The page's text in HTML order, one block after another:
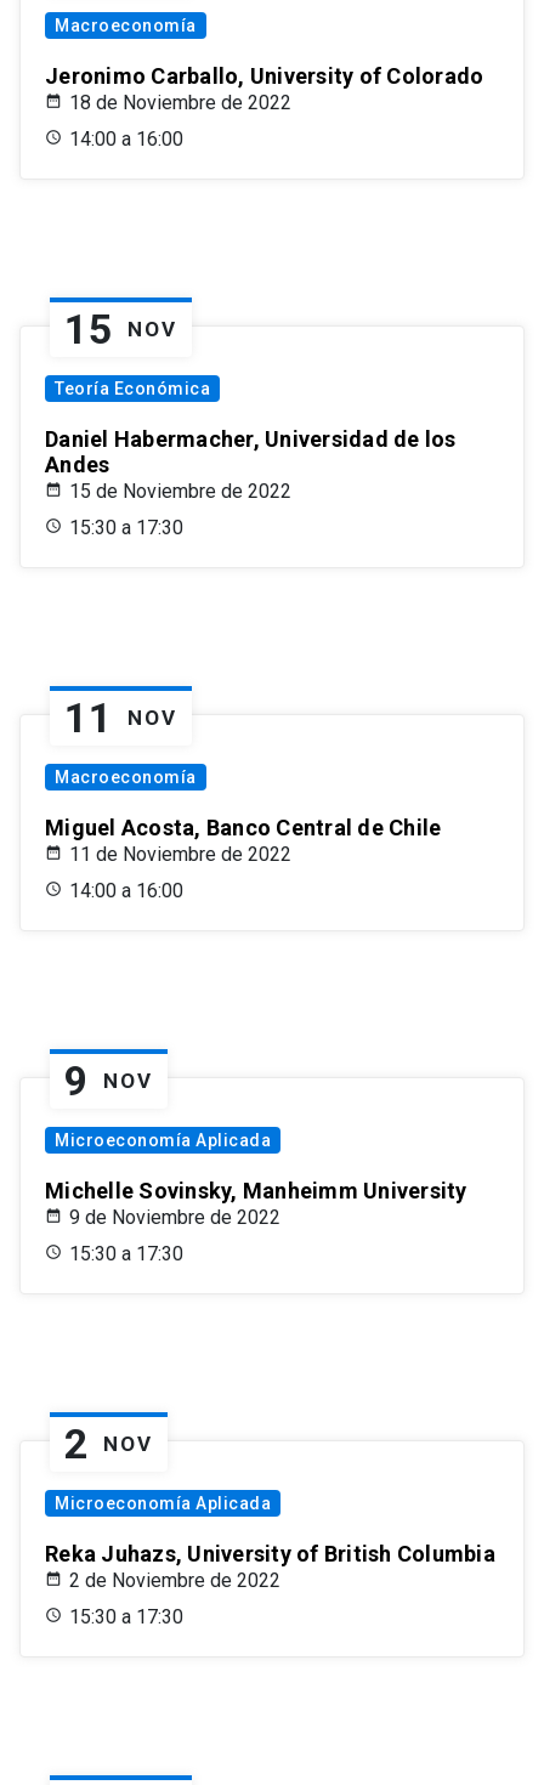
Macroeconomía
Jeronimo Carballo, University of Colorado
18 de Noviembre de 2022
14:00 a 16:00
15 NOV
Teoría Económica
Daniel Habermacher, Universidad de los
Andes
15 de Noviembre de 2022
15:30 a 17:30
11 NOV
Macroeconomía
Miguel Acosta, Banco Central de Chile
11 de Noviembre de 2022
14:00 a 16:00
9 NOV
Microeconomía Aplicada
Michelle Sovinsky, Manheimm University
9 de Noviembre de 2022
15:30 a 17:30
2 NOV
Microeconomía Aplicada
Reka Juhazs, University of British Columbia
2 de Noviembre de 2022
15:30 a 17:30